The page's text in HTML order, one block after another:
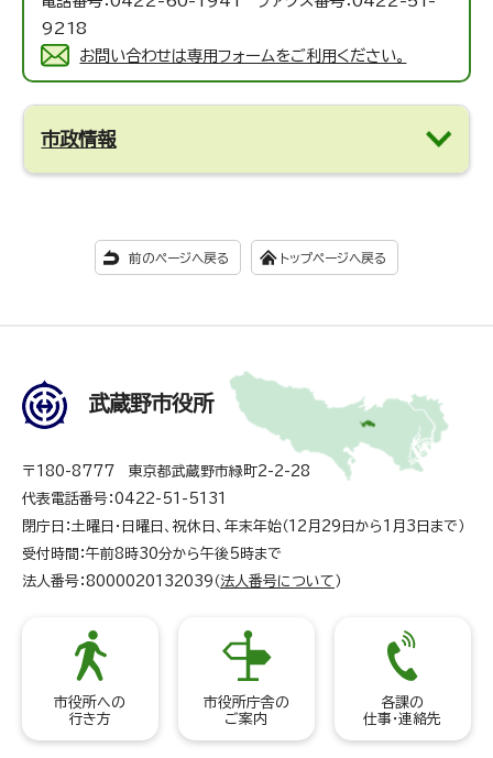
9218
お問い合わせは専用フォームをご利用ください。
市政情報
前のページへ戻る トップページへ戻る
武蔵野市役所
〒180-8777 東京都武蔵野市緑町2-2-28
代表電話番号：0422-51-5131
閉庁日：土曜日・日曜日、祝休日、年末年始（12月29日から1月3日まで）
受付時間：午前8時30分から午後5時まで
法人番号：8000020132039（ 法人番号について ）
市役所への
行き方
市役所庁舎の
ご案内
各課の
仕事・連絡先